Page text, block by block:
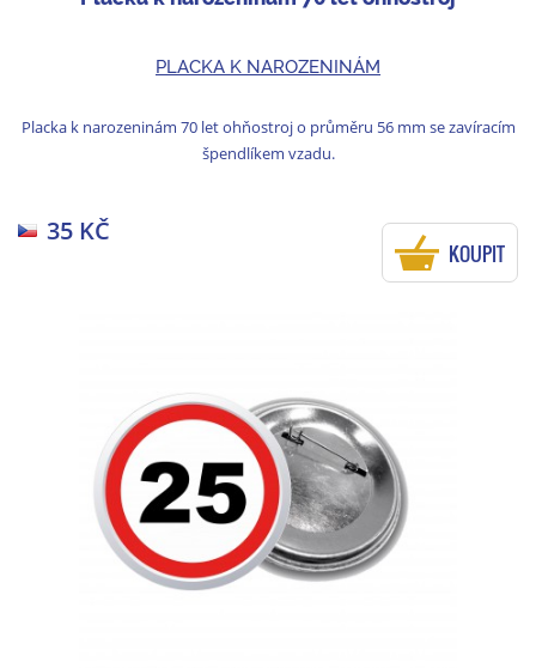
PLACKA K NAROZENINÁM
Placka k narozeninám 70 let ohňostroj o průměru 56 mm se zavíracím
špendlíkem vzadu.
35 KČ
KOUPIT